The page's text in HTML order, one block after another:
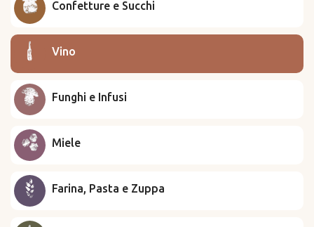
Confetture e Succhi
Vino
Funghi e Infusi
Miele
Farina, Pasta e Zuppa